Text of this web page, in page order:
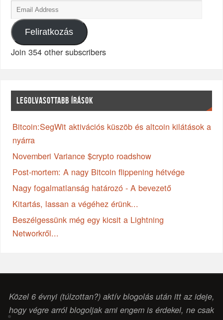
Feliratkozás
Join 354 other subscribers
LEGOLVASOTTABB ÍRÁSOK
Bitcoin:SegWit aktivációs küszöb és altcoin kilátások a
nyárra
Novemberi Variance $crypto roadshow
Post-mortem: A nagy Bitcoin flippening hétvége
Nagy fogalmatlanság határozó - A bevezető
Kitartás, lassan a végéhez érünk...
Beszélgessünk még egy kicsit a Lightning
Networkről...
Közel 6 évnyi (túlzottan?) aktív blogolás után itt az ideje,
hogy végre arról blogoljak ami engem is érdekel, ne csak